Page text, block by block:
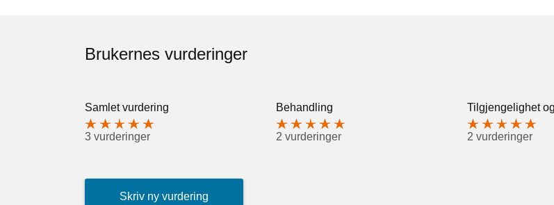
Brukernes vurderinger
Samlet vurdering
3 vurderinger
Behandling
2 vurderinger
Tilgjengelighet
2 vurderinger
Skriv ny vurdering